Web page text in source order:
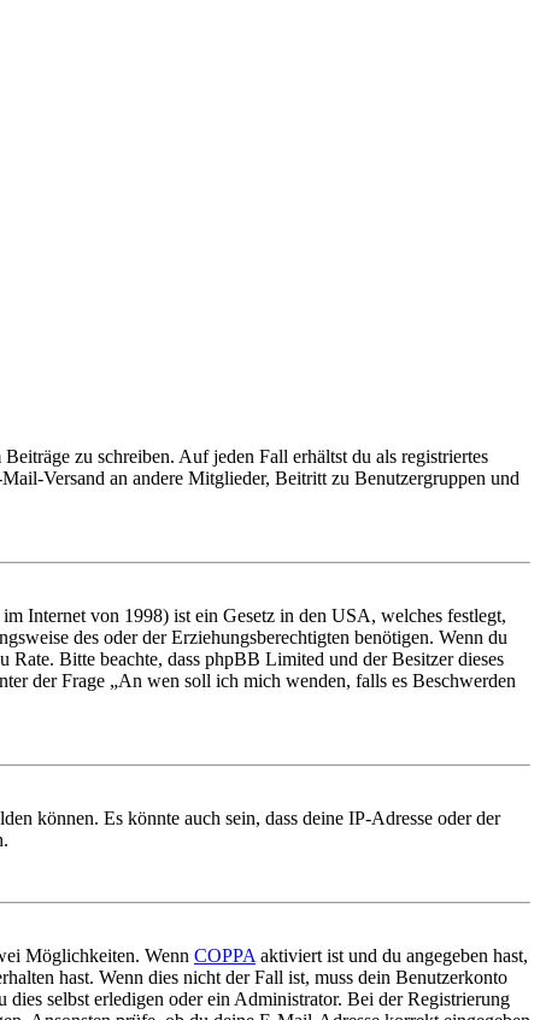
zu schreiben. Auf jeden Fall erhältst du als registriertes
Versand an andere Mitglieder, Beitritt zu Benutzergruppen und
Internet von 1998) ist ein Gesetz in den USA, welches festlegt,
des oder der Erziehungsberechtigten benötigen. Wenn du
Bitte beachte, dass phpBB Limited und der Besitzer dieses
der Frage „An wen soll ich mich wenden, falls es Beschwerden
können. Es könnte auch sein, dass deine IP-Adresse oder der
Möglichkeiten. Wenn COPPA aktiviert ist und du angegeben hast,
hast. Wenn dies nicht der Fall ist, muss dein Benutzerkonto
selbst erledigen oder ein Administrator. Bei der Registrierung